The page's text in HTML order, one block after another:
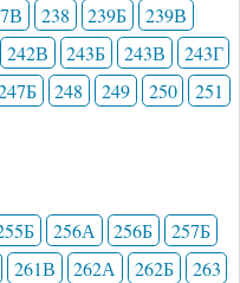
238 239Б
239В
242В 243Б 243В
243Г
248 249 250
251
256А 256Б
257Б
261В 262А 262Б 263